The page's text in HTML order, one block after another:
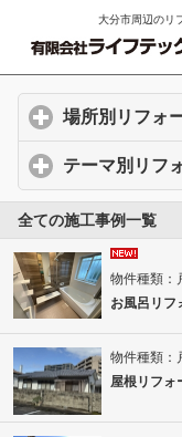
大分市周辺のリ
場所別リフォ
テーマ別リフ
全ての施工事例一覧
物件種類：
お風呂リフ
物件種類：
屋根リフォ